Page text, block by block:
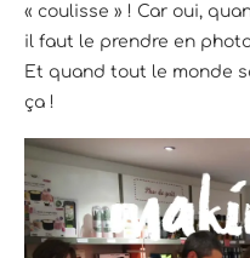
« coulisse » ! Car oui,
il faut le prendre en
Et quand tout le monde
ça !